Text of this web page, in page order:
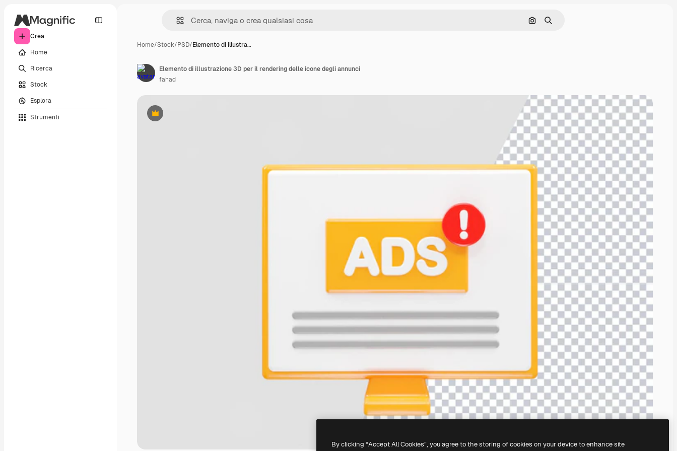
Crea
Home
Ricerca
Stock
Esplora
Strumenti
Cerca per immagine
Ricerca
Home/Stock/PSD/Elemento di illustra…
Premium
Elemento di illustrazione 3D per il rendering delle icone degli annunci
fahad
By clicking “Accept All Cookies”, you agree to the storing of cookies on your device to enhance site